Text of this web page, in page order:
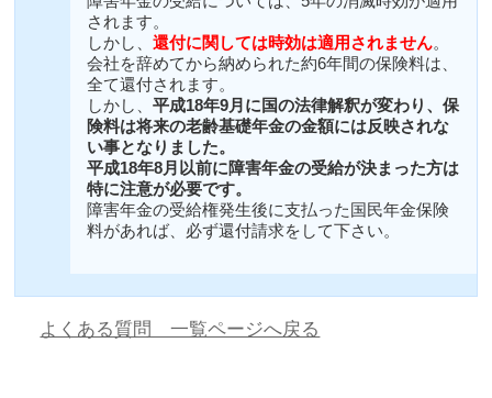
されます。
しかし、還付に関しては時効は適用されません。
会社を辞めてから納められた約6年間の保険料は、
全て還付されます。
しかし、平成18年9月に国の法律解釈が変わり、保
険料は将来の老齢基礎年金の金額には反映されな
い事となりました。
平成18年8月以前に障害年金の受給が決まった方は
特に注意が必要です。
障害年金の受給権発生後に支払った国民年金保険
料があれば、必ず還付請求をして下さい。
よくある質問 一覧ページへ戻る